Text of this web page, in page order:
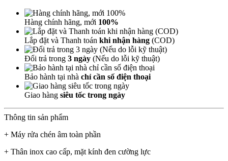
Hàng chính hãng, mới 100%
Lắp đặt và Thanh toán khi nhận hàng (COD)
Đổi trả trong 3 ngày (Nếu do lỗi kỹ thuật)
Bảo hành tại nhà chỉ cần số điện thoại
Giao hàng siêu tốc trong ngày
Thông tin sản phẩm
+ Máy rửa chén âm toàn phần
+ Thân inox cao cấp, mặt kính đen cường lực